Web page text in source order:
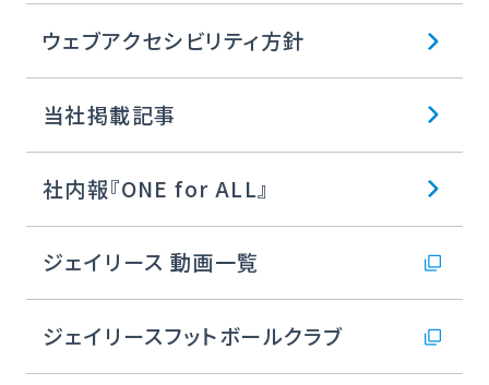
ウェブアクセシビリティ方針
当社掲載記事
社内報『ONE for ALL』
ジェイリース 動画一覧
ジェイリースフットボールクラブ